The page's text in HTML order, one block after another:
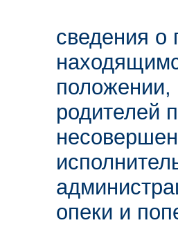
сведения о
положении,
родителей
опеки и